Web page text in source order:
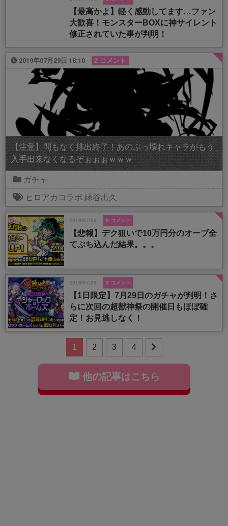
【最高かよ】軽く感動してます…ファン
大歓喜！モンスターBOXに神サイレント
修正されていた事が判明！
2019年07月29日 18:10 2 コメント
【注意】間もなく排出終了！あのぶっ壊れキャラがもう
入手出来なくなるぞぉぉぉｗｗｗ
ガチャ
ヒロアカコラボ 緑谷出久
2019/07/29 8 コメント
【悲報】デク狙いで10万円分のオーブ全
てぶち込んだ結果。。。
2019/07/28 2 コメント
【1日限定】7月29日のガチャが判明！さ
らに次回の超獣神祭の開催日もほぼ確
定！お見逃しなく！
1 2 3 4
他の記事はこちら